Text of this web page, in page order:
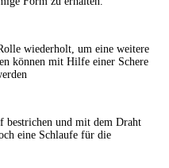
wiederholt, um eine weitere
können mit Hilfe einer Schere
bestrichen und mit dem Draht
eine Schlaufe für die